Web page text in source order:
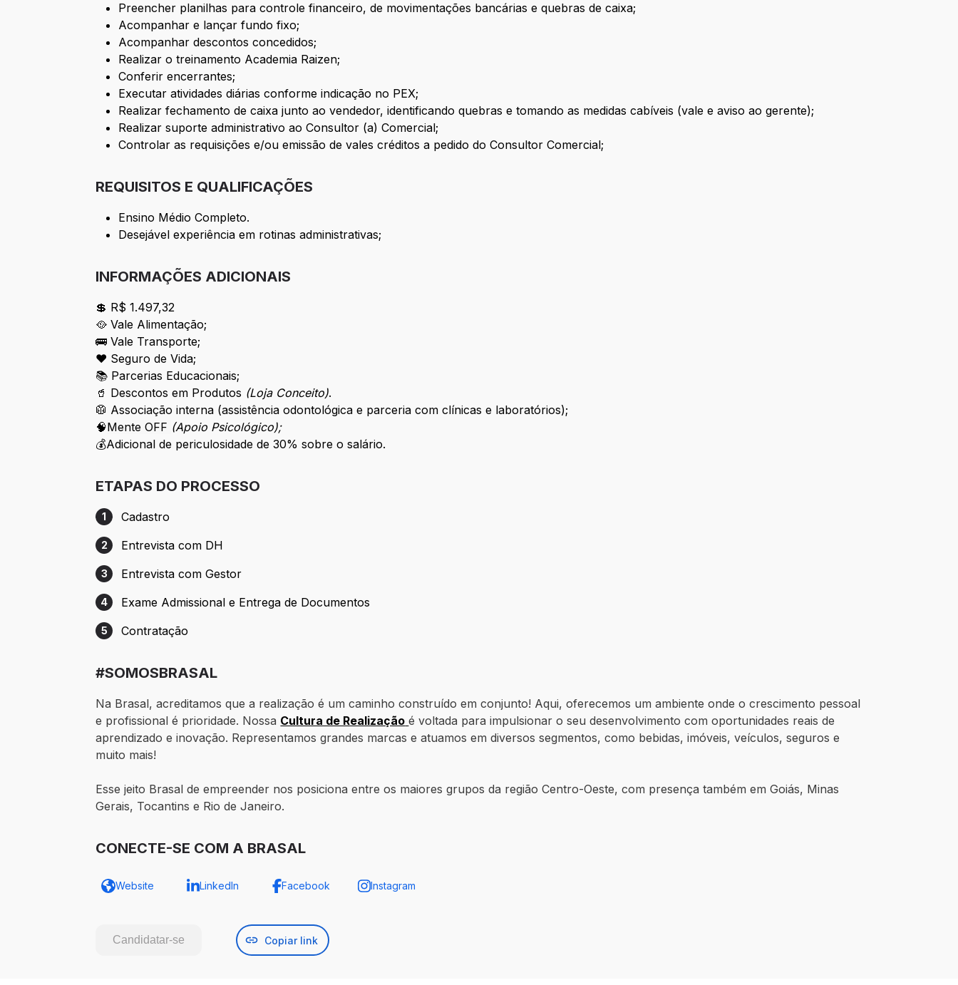
Preencher planilhas para controle financeiro, de movimentações bancárias e quebras de caixa;
Acompanhar e lançar fundo fixo;
Acompanhar descontos concedidos;
Realizar o treinamento Academia Raizen;
Conferir encerrantes;
Executar atividades diárias conforme indicação no PEX;
Realizar fechamento de caixa junto ao vendedor, identificando quebras e tomando as medidas cabíveis (vale e aviso ao gerente);
Realizar suporte administrativo ao Consultor (a) Comercial;
Controlar as requisições e/ou emissão de vales créditos a pedido do Consultor Comercial;
REQUISITOS E QUALIFICAÇÕES
Ensino Médio Completo.
Desejável experiência em rotinas administrativas;
INFORMAÇÕES ADICIONAIS
💲 R$ 1.497,32
🥘 Vale Alimentação;
🚌 Vale Transporte;
❤️ Seguro de Vida;
📚 Parcerias Educacionais;
🥤 Descontos em Produtos (Loja Conceito).
🥼 Associação interna (assistência odontológica e parceria com clínicas e laboratórios);
🧠Mente OFF (Apoio Psicológico);
💰Adicional de periculosidade de 30% sobre o salário.
ETAPAS DO PROCESSO
Etapa 1: Cadastro
1 Cadastro
Etapa 2: Entrevista com DH
2 Entrevista com DH
Etapa 3: Entrevista com Gestor
3 Entrevista com Gestor
Etapa 4: Exame Admissional e Entrega de Documentos
4 Exame Admissional e Entrega de Documentos
Etapa 5: Contratação
5 Contratação
#SOMOSBRASAL
Na Brasal, acreditamos que a realização é um caminho construído em conjunto! Aqui, oferecemos um ambiente onde o crescimento pessoal
e profissional é prioridade. Nossa Cultura de Realização é voltada para impulsionar o seu desenvolvimento com oportunidades reais de
aprendizado e inovação. Representamos grandes marcas e atuamos em diversos segmentos, como bebidas, imóveis, veículos, seguros e
muito mais!
Esse jeito Brasal de empreender nos posiciona entre os maiores grupos da região Centro-Oeste, com presença também em Goiás, Minas
Gerais, Tocantins e Rio de Janeiro.
CONECTE-SE COM A BRASAL
Website LinkedIn Facebook Instagram
Candidatar-se Copiar link